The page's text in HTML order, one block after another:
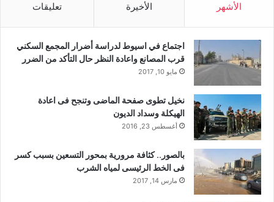
الأشهر الأخيرة تعليقات
اجتماع في اسيوط لدراسة أضرار المجمع السكني
قرب المصانع واعادة النظر حال التأكد من الضرر
مايو 10, 2017
نخيل تطوى صفحة الماضى وتنجح فى اعادة
الهيكلة وسداد الديون
أغسطس 23, 2016
بالصور.. كثافة مرورية بمحور التسعين بسبب كسر
فى الخط الرئيسى لمياه الشرب
مارس 14, 2017